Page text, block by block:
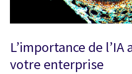
L’importance de
votre enterprise